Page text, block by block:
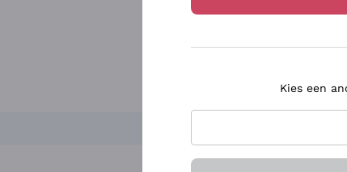
Kies een